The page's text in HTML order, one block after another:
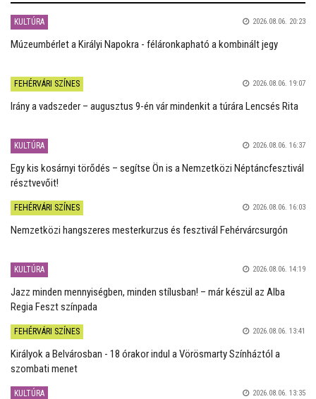
KULTÚRA 2026.08.06. 20:23
Múzeumbérlet a Királyi Napokra - féláronkapható a kombinált jegy
FEHÉRVÁRI SZÍNES 2026.08.06. 19:07
Irány a vadszeder – augusztus 9-én vár mindenkit a túrára Lencsés Rita
KULTÚRA 2026.08.06. 16:37
Egy kis kosárnyi törődés – segítse Ön is a Nemzetközi Néptáncfesztivál
résztvevőit!
FEHÉRVÁRI SZÍNES 2026.08.06. 16:03
Nemzetközi hangszeres mesterkurzus és fesztivál Fehérvárcsurgón
KULTÚRA 2026.08.06. 14:19
Jazz minden mennyiségben, minden stílusban! – már készül az Alba
Regia Feszt színpada
FEHÉRVÁRI SZÍNES 2026.08.06. 13:41
Királyok a Belvárosban - 18 órakor indul a Vörösmarty Színháztól a
szombati menet
KULTÚRA 2026.08.06. 13:35